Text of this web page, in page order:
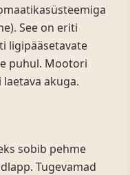
See on eriti
ligipääsetavate
puhul. Mootori
akuga.
sobib pehme
Tugevamad